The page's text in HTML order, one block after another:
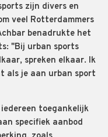
zijn divers en
veel Rotterdammers
benadrukte het
"Bij urban sports
spreken elkaar. Ik
als je aan urban sport
toegankelijk
specifiek aanbod